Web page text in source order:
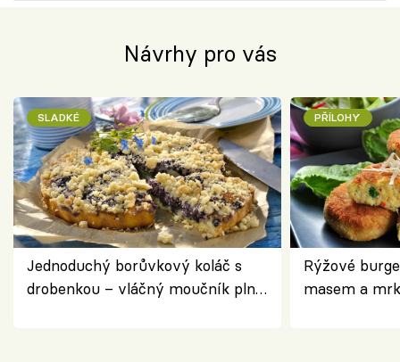
Návrhy pro vás
SLADKÉ
Jednoduchý borůvkový koláč s
drobenkou – vláčný moučník plný
PŘÍLOHY
Rýžové
masem a